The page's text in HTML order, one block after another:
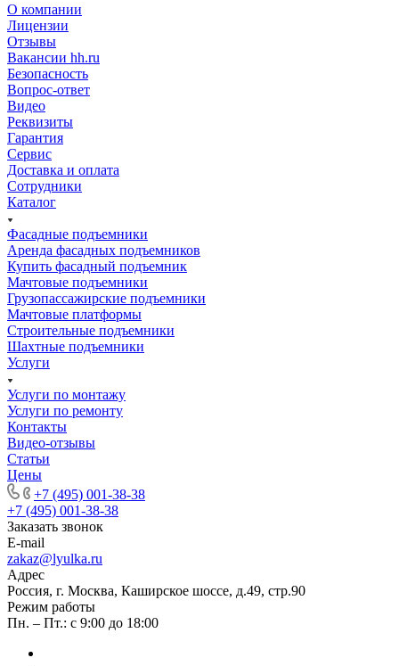
О компании
Лицензии
Отзывы
Вакансии hh.ru
Безопасность
Вопрос-ответ
Видео
Реквизиты
Гарантия
Сервис
Доставка и оплата
Сотрудники
Каталог
Фасадные подъемники
Аренда фасадных подъемников
Купить фасадный подъемник
Мачтовые подъемники
Грузопассажирские подъемники
Мачтовые платформы
Строительные подъемники
Шахтные подъемники
Услуги
Услуги по монтажу
Услуги по ремонту
Контакты
Видео-отзывы
Статьи
Цены
+7 (495) 001-38-38
+7 (495) 001-38-38
Заказать звонок
E-mail
zakaz@lyulka.ru
Адрес
Россия, г. Москва, Каширское шоссе, д.49, стр.90
Режим работы
Пн. – Пт.: с 9:00 до 18:00